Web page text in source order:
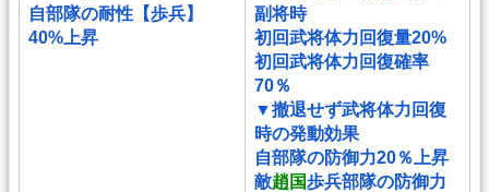
自部隊の耐性【歩兵】
40%上昇
副将時
初回武将体力回復量20%
初回武将体力回復確率
70％
▼撤退せず武将体力回復
時の発動効果
自部隊の防御力20％上昇
敵趙国歩兵部隊の防御力